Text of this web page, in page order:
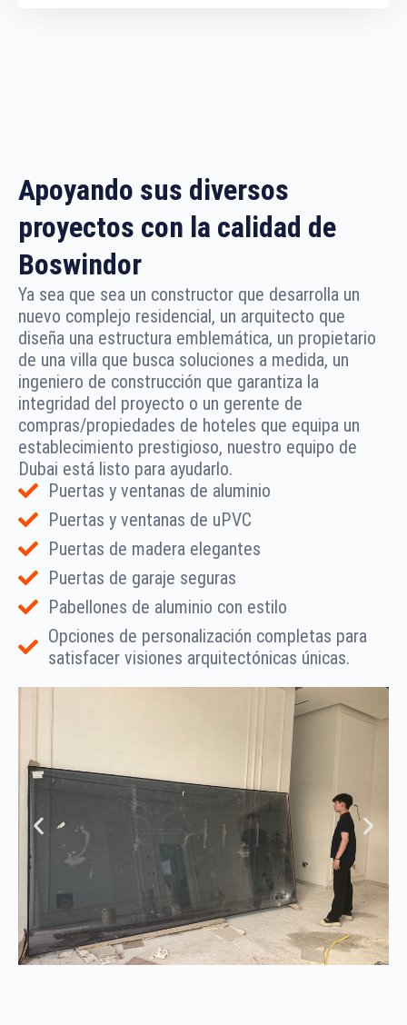
Apoyando sus diversos
proyectos con la calidad de
Boswindor
Ya sea que sea un constructor que desarrolla un
nuevo complejo residencial, un arquitecto que
diseña una estructura emblemática, un propietario
de una villa que busca soluciones a medida, un
ingeniero de construcción que garantiza la
integridad del proyecto o un gerente de
compras/propiedades de hoteles que equipa un
establecimiento prestigioso, nuestro equipo de
Dubai está listo para ayudarlo.
Puertas y ventanas de aluminio
Puertas y ventanas de uPVC
Puertas de madera elegantes
Puertas de garaje seguras
Pabellones de aluminio con estilo
Opciones de personalización completas para
satisfacer visiones arquitectónicas únicas.